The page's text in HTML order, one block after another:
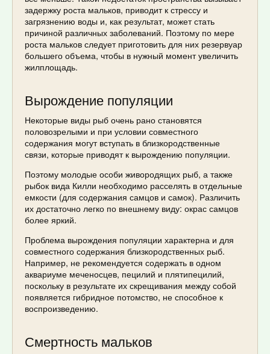
задержку роста мальков, приводит к стрессу и
загрязнению воды и, как результат, может стать
причиной различных заболеваний. Поэтому по мере
роста мальков следует приготовить для них резервуар
большего объема, чтобы в нужный момент увеличить
жилплощадь.
Вырождение популяции
Некоторые виды рыб очень рано становятся
половозрелыми и при условии совместного
содержания могут вступать в близкородственные
связи, которые приводят к вырождению популяции.
Поэтому молодые особи живородящих рыб, а также
рыбок вида Килли необходимо расселять в отдельные
емкости (для содержания самцов и самок). Различить
их достаточно легко по внешнему виду: окрас самцов
более яркий.
Проблема вырождения популяции характерна и для
совместного содержания близкородственных рыб.
Например, не рекомендуется содержать в одном
аквариуме меченосцев, пецилий и плятипецилий,
поскольку в результате их скрещивания между собой
появляется гибридное потомство, не способное к
воспроизведению.
Смертность мальков